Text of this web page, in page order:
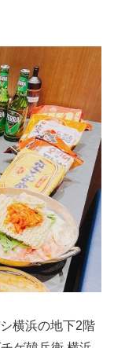
横浜の地下2階